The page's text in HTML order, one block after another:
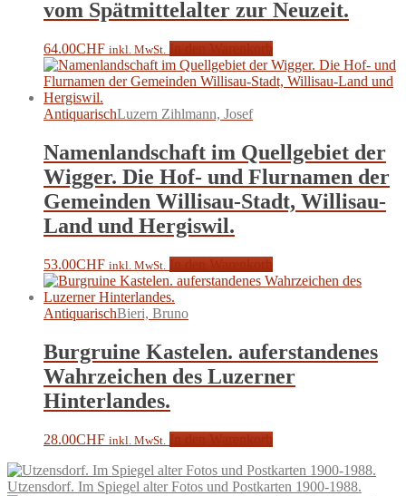
vom Spätmittelalter zur Neuzeit.
64.00CHF inkl. MwSt.
AntiquarischLuzern Zihlmann, Josef
Namenlandschaft im Quellgebiet der
Wigger. Die Hof- und Flurnamen der
Gemeinden Willisau-Stadt, Willisau-
Land und Hergiswil.
53.00CHF inkl. MwSt.
AntiquarischBieri, Bruno
Burgruine Kastelen. auferstandenes
Wahrzeichen des Luzerner
Hinterlandes.
28.00CHF inkl. MwSt.
Utzensdorf. Im Spiegel alter Fotos und Postkarten 1900-1988.